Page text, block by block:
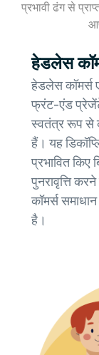
प्रभावी ढंग से
हेडलेस
हेडलेस कॉमर्स
फ्रंट-एंड
स्वतंत्र रूप से
हैं। यह
प्रभावित किए
पुनरावृत्ति
कॉमर्स
है।